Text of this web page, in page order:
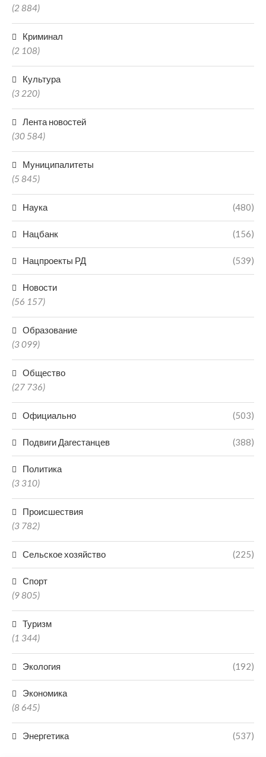
(2 884)
Криминал
(2 108)
Культура
(3 220)
Лента новостей
(30 584)
Муниципалитеты
(5 845)
Наука (480)
Нацбанк (156)
Нацпроекты РД (539)
Новости
(56 157)
Образование
(3 099)
Общество
(27 736)
Официально (503)
Подвиги Дагестанцев (388)
Политика
(3 310)
Происшествия
(3 782)
Сельское хозяйство (225)
Спорт
(9 805)
Туризм
(1 344)
Экология (192)
Экономика
(8 645)
Энергетика (537)